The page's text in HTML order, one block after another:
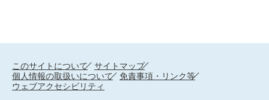
このサイトについて
サイトマップ
個人情報の取扱いについて
免責事項・リンク等
ウェブアクセシビリティ